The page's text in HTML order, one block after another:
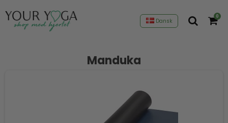
Dansk
0
Manduka